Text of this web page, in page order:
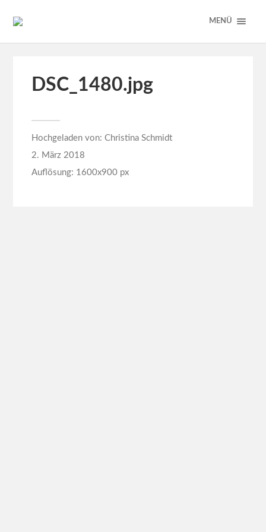
MENÜ
DSC_1480.jpg
Hochgeladen von: Christina Schmidt
2. März 2018
Auflösung: 1600x900 px